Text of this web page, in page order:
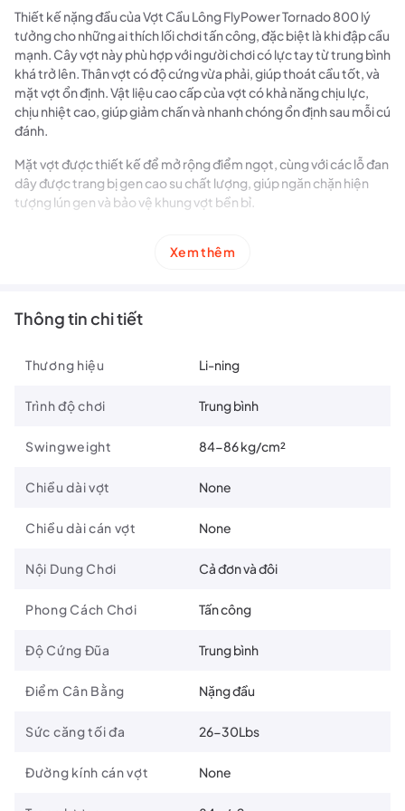
Thiết kế nặng đầu của Vợt Cầu Lông FlyPower Tornado 800 lý
tưởng cho những ai thích lối chơi tấn công, đặc biệt là khi đập cầu
mạnh. Cây vợt này phù hợp với người chơi có lực tay từ trung bình
khá trở lên. Thân vợt có độ cứng vừa phải, giúp thoát cầu tốt, và
mặt vợt ổn định. Vật liệu cao cấp của vợt có khả năng chịu lực,
chịu nhiệt cao, giúp giảm chấn và nhanh chóng ổn định sau mỗi cú
đánh.
Mặt vợt được thiết kế để mở rộng điểm ngọt, cùng với các lỗ đan
dây được trang bị gen cao su chất lượng, giúp ngăn chặn hiện
tượng lún gen và bảo vệ khung vợt bền bỉ.
dụng màu đỏ chủ đạo, kết hợp cùng những đường nét màu trắng
Xem thêm
Thông tin chi tiết
Thương hiệu Li-ning
Trình độ chơi Trung bình
Swingweight 84-86 kg/cm²
Chiều dài vợt None
Chiều dài cán vợt None
Nội Dung Chơi Cả đơn và đôi
Phong Cách Chơi Tấn công
Độ Cứng Đũa Trung bình
Điểm Cân Bằng Nặng đầu
Sức căng tối đa 26-30Lbs
Đường kính cán vợt None